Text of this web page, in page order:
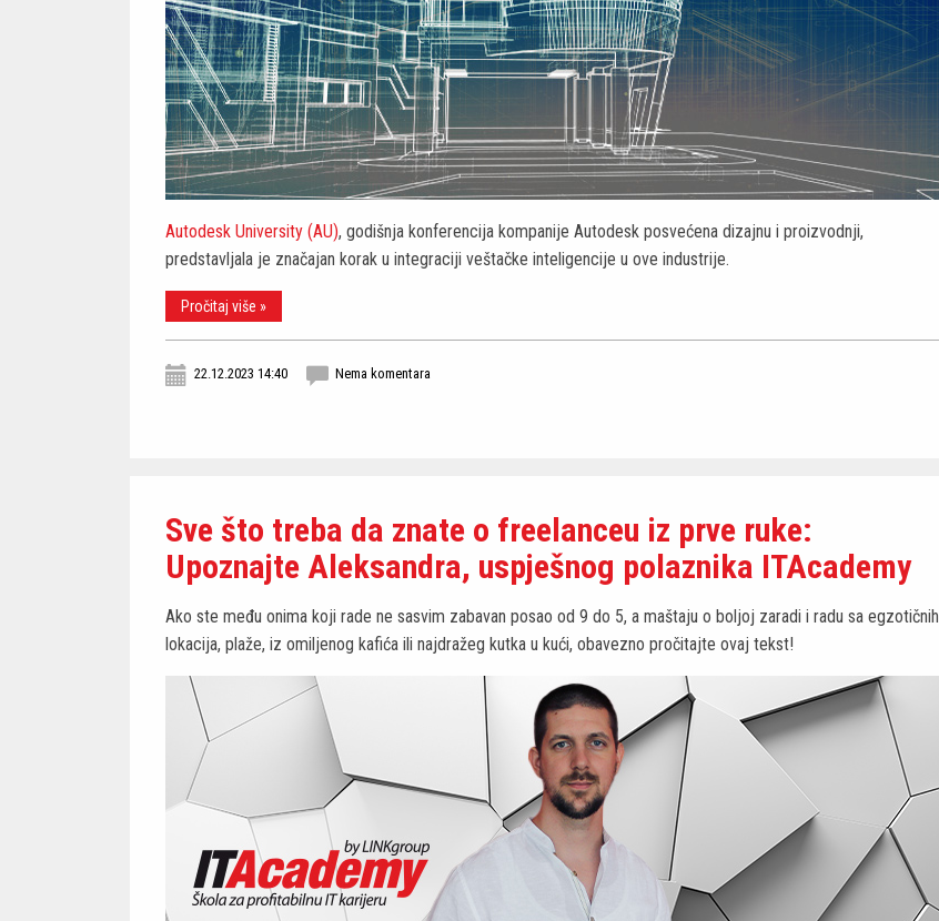
Autodesk University (AU), godišnja konferencija kompanije Autodesk posvećena dizajnu i proizvodnji,
predstavljala je značajan korak u integraciji veštačke inteligencije u ove industrije.
Pročitaj više »
22.12.2023 14:40 Nema komentara
Sve što treba da znate o freelanceu iz prve ruke:
Upoznajte Aleksandra, uspješnog polaznika ITAcademy
Ako ste među onima koji rade ne sasvim zabavan posao od 9 do 5, a maštaju o boljoj zaradi i radu sa egzotičnih
lokacija, plaže, iz omiljenog kafića ili najdražeg kutka u kući, obavezno pročitajte ovaj tekst!